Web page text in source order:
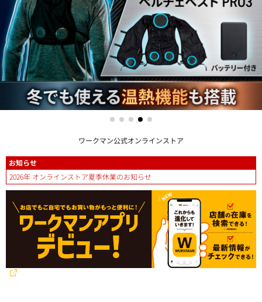
ワークマン公式オンラインストア
お知らせ
2026年 オンラインストア夏季休業のお知らせ